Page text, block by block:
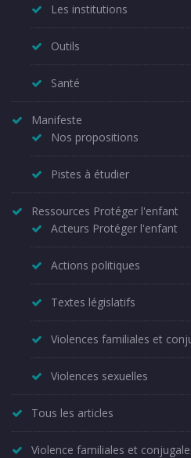
Les institutions
Outils
Santé
Manifeste
Nos propositions
Pistes à étudier
Ressources Protéger l'enfant
Acteurs Protéger l'enfant
Actions politiques
Textes législatifs
Violences familiales et
Violences sexuelles
Tous les articles
Violence familiales et